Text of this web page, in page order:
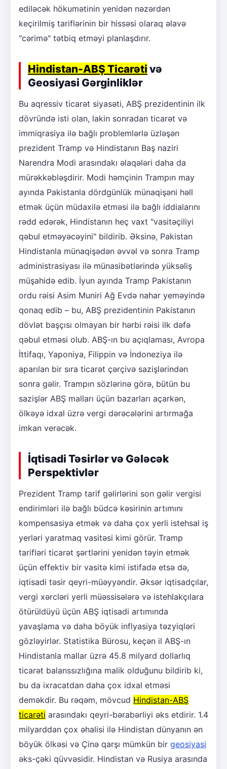
ediləcək hökumətinin yenidən nəzərdən
keçirilmiş tariflərinin bir hissəsi olaraq əlavə
"cərimə" tətbiq etməyi planlaşdırır.
Hindistan-ABŞ Ticarəti və
Geosiyasi Gərginliklər
Bu aqressiv ticarət siyasəti, ABŞ prezidentinin ilk
dövründə isti olan, lakin sonradan ticarət və
immiqrasiya ilə bağlı problemlərlə üzləşən
prezident Tramp və Hindistanın Baş naziri
Narendra Modi arasındakı əlaqələri daha da
mürəkkəbləşdirir. Modi həmçinin Trampın may
ayında Pakistanla dördgünlük münaqişəni həll
etmək üçün müdaxilə etməsi ilə bağlı iddialarını
rədd edərək, Hindistanın heç vaxt "vasitəçiliyi
qəbul etməyəcəyini" bildirib. Əksinə, Pakistan
Hindistanla münaqişədən əvvəl və sonra Tramp
administrasiyası ilə münasibətlərində yüksəliş
müşahidə edib. İyun ayında Tramp Pakistanın
ordu rəisi Asim Muniri Ağ Evdə nahar yeməyində
qonaq edib – bu, ABŞ prezidentinin Pakistanın
dövlət başçısı olmayan bir hərbi rəisi ilk dəfə
qəbul etməsi olub. ABŞ-ın bu açıqlaması, Avropa
İttifaqı, Yaponiya, Filippin və İndoneziya ilə
aparılan bir sıra ticarət çərçivə sazişlərindən
sonra gəlir. Trampın sözlərinə görə, bütün bu
sazişlər ABŞ malları üçün bazarları açarkən,
ölkəyə idxal üzrə vergi dərəcələrini artırmağa
imkan verəcək.
İqtisadi Təsirlər və Gələcək
Perspektivlər
Prezident Tramp tarif gəlirlərini son gəlir vergisi
endirimləri ilə bağlı büdcə kəsirinin artımını
kompensasiya etmək və daha çox yerli istehsal iş
yerləri yaratmaq vasitəsi kimi görür. Tramp
tarifləri ticarət şərtlərini yenidən təyin etmək
üçün effektiv bir vasitə kimi istifadə etsə də,
iqtisadi təsir qeyri-müəyyəndir. Əksər iqtisadçılar,
vergi xərcləri yerli müəssisələrə və istehlakçılara
ötürüldüyü üçün ABŞ iqtisadi artımında
yavaşlama və daha böyük inflyasiya təzyiqləri
gözləyirlər. Statistika Bürosu, keçən il ABŞ-ın
Hindistanla mallar üzrə 45.8 milyard dollarlıq
ticarət balanssızlığına malik olduğunu bildirib ki,
bu da ixracatdan daha çox idxal etməsi
deməkdir. Bu rəqəm, mövcud Hindistan-ABŞ
ticarəti arasındakı qeyri-bərabərliyi əks etdirir. 1.4
milyarddan çox əhalisi ilə Hindistan dünyanın ən
böyük ölkəsi və Çinə qarşı mümkün bir geosiyasi
əks-çəki qüvvəsidir. Hindistan və Rusiya arasında